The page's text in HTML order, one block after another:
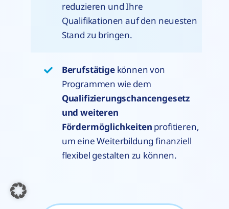
reduzieren und Ihre
Qualifikationen auf den neuesten
Stand zu bringen.
Berufstätigekönnen von
Programmen wie dem
Qualifizierungschancengesetz
und weiteren
Fördermöglichkeiten profitieren,
um eine Weiterbildung finanziell
flexibel gestalten zu können.